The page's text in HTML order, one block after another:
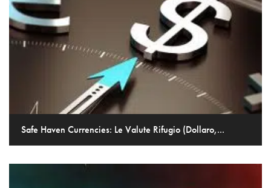
Safe Haven Currencies: Le Valute Rifugio (Dollaro,...